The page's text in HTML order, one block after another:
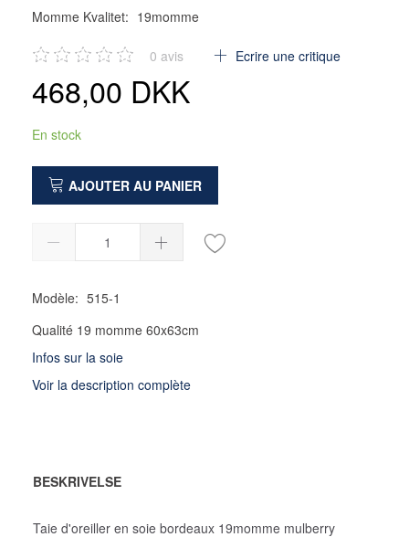
Momme Kvalitet: 19momme
0 avis Ecrire une critique
468,00 DKK
En stock
AJOUTER AU PANIER
Modèle: 515-1
Qualité 19 momme 60x63cm
Infos sur la soie
Voir la description complète
BESKRIVELSE
Taie d'oreiller en soie bordeaux 19momme mulberry